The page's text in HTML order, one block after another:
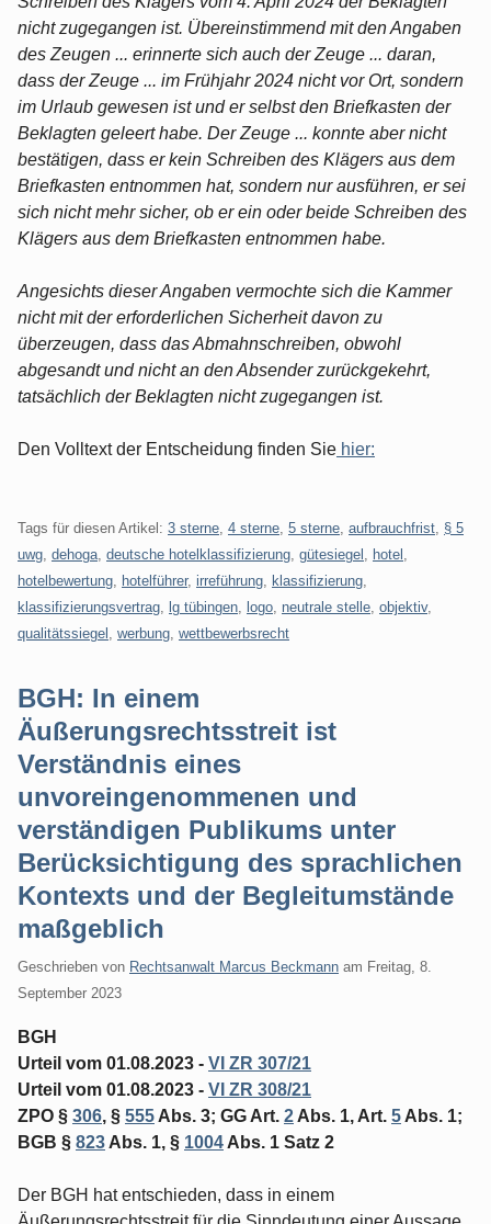
nicht zugegangen ist. Übereinstimmend mit den Angaben
des Zeugen ... erinnerte sich auch der Zeuge ... daran,
dass der Zeuge ... im Frühjahr 2024 nicht vor Ort, sondern
im Urlaub gewesen ist und er selbst den Briefkasten der
Beklagten geleert habe. Der Zeuge ... konnte aber nicht
bestätigen, dass er kein Schreiben des Klägers aus dem
Briefkasten entnommen hat, sondern nur ausführen, er sei
sich nicht mehr sicher, ob er ein oder beide Schreiben des
Klägers aus dem Briefkasten entnommen habe.
Angesichts dieser Angaben vermochte sich die Kammer
nicht mit der erforderlichen Sicherheit davon zu
überzeugen, dass das Abmahnschreiben, obwohl
abgesandt und nicht an den Absender zurückgekehrt,
tatsächlich der Beklagten nicht zugegangen ist.
Den Volltext der Entscheidung finden Sie hier:
Tags für diesen Artikel: 3 sterne 4 sterne 5 sterne aufbrauchfrist § 5
uwg dehoga deutsche hotelklassifizierung gütesiegel hotel
hotelbewertung
hotelführer, irreführung klassifizierung
klassifizierungsvertrag
lg tübingen logo neutrale stelle objektiv,
qualitätssiegel
werbung wettbewerbsrecht
BGH: In einem
Äußerungsrechtsstreit ist
Verständnis eines
unvoreingenommenen und
verständigen Publikums unter
Berücksichtigung des sprachlichen
Kontexts und der Begleitumstände
maßgeblich
Geschrieben von Rechtsanwalt Marcus Beckmann am Freitag, 8.
September 2023
BGH
Urteil vom 01.08.2023 - VI ZR 307/21
Urteil vom 01.08.2023 - VI ZR 308/21
ZPO § 306, § 555 Abs. 3; GG Art. 2 Abs. 1, Art. 5 Abs. 1;
BGB § 823 Abs. 1, § 1004 Abs. 1 Satz 2
Der BGH hat entschieden, dass in einem